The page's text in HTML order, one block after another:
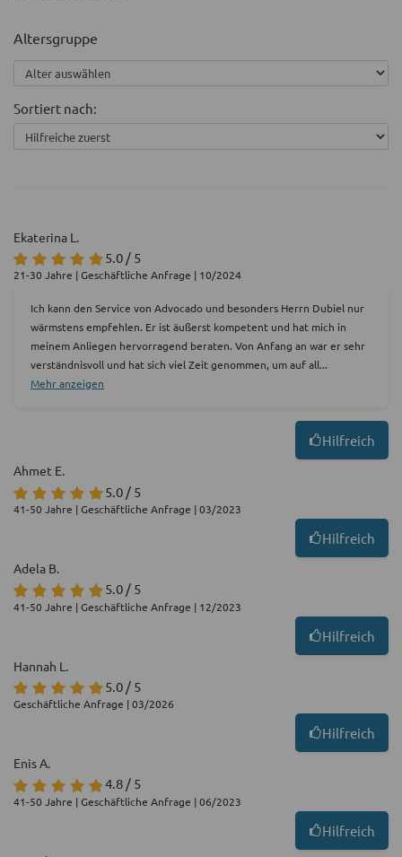
Altersgruppe
Sortiert nach:
Ekaterina L.
5.0 / 5
21-30 Jahre | Geschäftliche Anfrage | 10/2024
Ich kann den Service von Advocado und besonders Herrn Dubiel nur
wärmstens empfehlen. Er ist äußerst kompetent und hat mich in
meinem Anliegen hervorragend beraten. Von Anfang an war er sehr
verständnisvoll und hat sich viel Zeit genommen, um auf all...
Mehr anzeigen
Hilfreich
Ahmet E.
5.0 / 5
41-50 Jahre | Geschäftliche Anfrage | 03/2023
Hilfreich
Adela B.
5.0 / 5
41-50 Jahre | Geschäftliche Anfrage | 12/2023
Hilfreich
Hannah L.
5.0 / 5
Geschäftliche Anfrage | 03/2026
Hilfreich
Enis A.
4.8 / 5
41-50 Jahre | Geschäftliche Anfrage | 06/2023
Hilfreich